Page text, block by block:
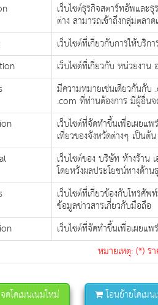
เว็บไซต์ธุรกิจสตาร์ทอัพและ
ต่าง สามารถเข้าถึงกลุ่มตล
เว็บไซต์ที่เกี่ยวกับการให้บริ
เว็บไซต์ที่เกี่ยวกับ หน่วยงา
มีความหมายเช่นเดียวกันกับ
.com ที่ท่านต้องการ มีผู้อื่นจ
เว็บไซต์ที่จัดทำขึ้นเพื่อเผยแ
เที่ยวของจังหวัดต่างๆ เป็นต้น
เว็บไซต์ของ บริษัท ห้างร้าน
โดยหวังผลประโยชน์ทางด้าน
เว็บไซต์ที่เกี่ยวข้องกับโทรศั
ข้อมูลข่าวสารเกี่ยวกับมือถือ
เว็บไซต์ที่จัดทำขึ้นเพื่อเผยแ
หมายเหตุ: (*) ร
โดเมนเนมใหม่ โอนย้ายโดเมน